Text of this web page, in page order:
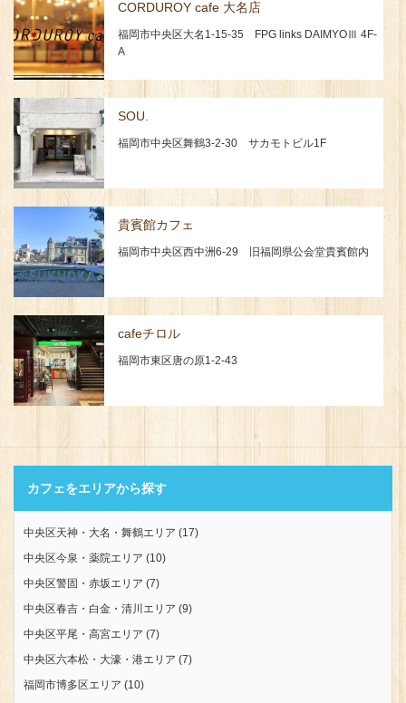
CORDUROY cafe 大名店
福岡市中央区大名1-15-35 FPG links DAIMYOⅢ 4F-
A
SOU.
福岡市中央区舞鶴3-2-30 サカモトビル1F
貴賓館カフェ
福岡市中央区西中洲6-29 旧福岡県公会堂貴賓館内
cafeチロル
福岡市東区唐の原1-2-43
カフェをエリアから探す
中央区天神・大名・舞鶴エリア (17)
中央区今泉・薬院エリア (10)
中央区警固・赤坂エリア (7)
中央区春吉・白金・清川エリア (9)
中央区平尾・高宮エリア (7)
中央区六本松・大濠・港エリア (7)
福岡市博多区エリア (10)